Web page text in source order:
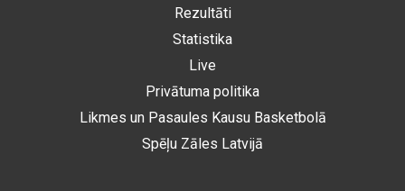
Rezultāti
Statistika
Live
Privātuma politika
Likmes un Pasaules Kausu Basketbolā
Spēļu Zāles Latvijā